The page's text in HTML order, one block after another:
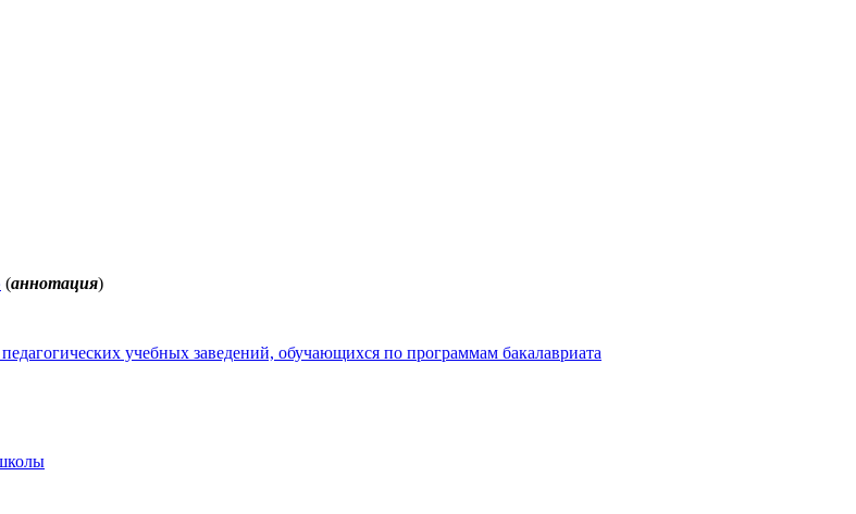
(аннотация)
учебных заведений, обучающихся по программам бакалавриата